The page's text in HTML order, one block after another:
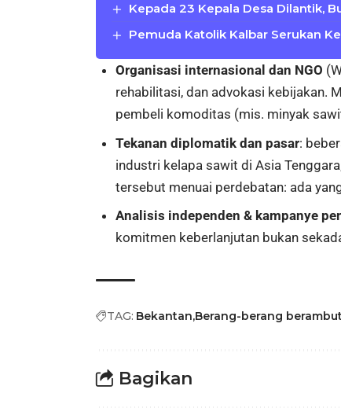
Kepada 23 Kepala Desa Dilantik,
Pemuda Katolik Kalbar Serukan
Organisasi internasional dan NGO
rehabilitasi, dan advokasi kebijakan.
pembeli komoditas (mis. minyak
Tekanan diplomatik dan pasar:
industri kelapa sawit di Asia
tersebut menuai perdebatan: ada
Analisis independen & kampanye
komitmen keberlanjutan bukan
TAG: Bekantan Berang-berang berambut
Bagikan